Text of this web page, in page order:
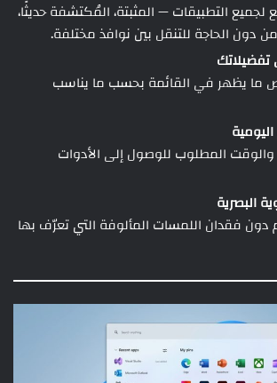
لجميع التطبيقات — المثبتة، المُكتشفة حديثًا،
دون الحاجة للتنقل بين نوافذ مختلفة.
ما يظهر في القائمة بحسب ما يناسب
والوقت المطلوب للوصول إلى الأدوات
البصرية
دون فقدان اللمسات المألوفة التي تعرّف بها